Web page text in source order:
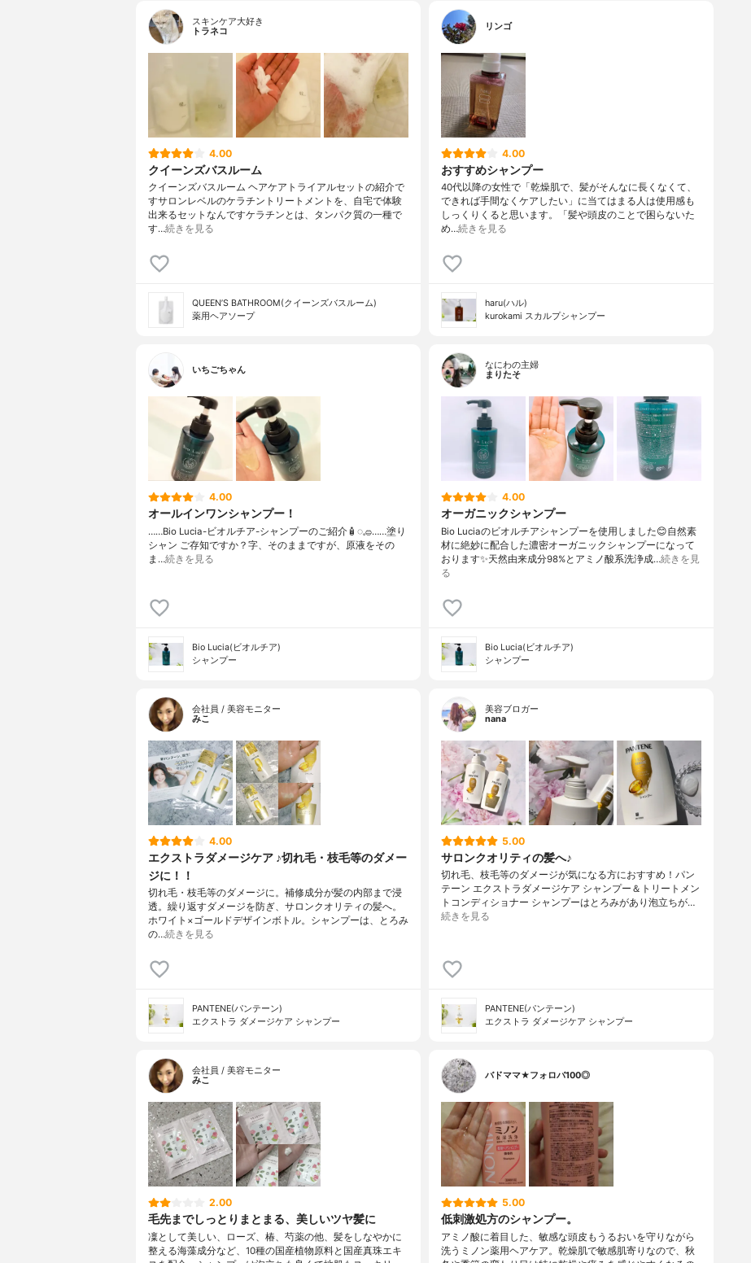
スキンケア大好き
トラネコ
4.00
クイーンズバスルーム
クイーンズバスルーム ヘアケアトライアルセットの紹介で
すサロンレベルのケラチントリートメントを、自宅で体験
出来るセットなんですケラチンとは、タンパク質の一種で
す…続きを見る
QUEEN’S BATHROOM(クイーンズバスルーム)
薬用ヘアソープ
リンゴ
4.00
おすすめシャンプー
40代以降の女性で「乾燥肌で、髪がそんなに長くなくて、
できれば手間なくケアしたい」に当てはまる人は使用感も
しっくりくると思います。「髪や頭皮のことで困らないた
め…続きを見る
haru(ハル)
kurokami スカルプシャンプー
いちごちゃん
4.00
オールインワンシャンプー！
……⁡Bio Lucia⁡⁡-ビオルチア-⁡⁡シャンプー⁡⁡のご紹介🧴‎◌𓈒𓐍⁡……⁡⁡⁡⁡塗り
シャン ご存知ですか？⁡⁡⁡⁡字、そのままですが、⁡原液をその
ま…続きを見る
Bio Lucia(ビオルチア)
シャンプー
なにわの主婦
まりたそ
4.00
オーガニックシャンプー
Bio Luciaのビオルチアシャンプーを使用しました😊自然素
材に絶妙に配合した濃密オーガニックシャンプーになって
おります✨天然由来成分98%とアミノ酸系洗浄成…続きを見
る
Bio Lucia(ビオルチア)
シャンプー
会社員 / 美容モニター
みこ
4.00
エクストラダメージケア ♪切れ毛・枝毛等のダメー
ジに！！
切れ毛・枝毛等のダメージに。補修成分が髪の内部まで浸
透。繰り返すダメージを防ぎ、サロンクオリティの髪へ。
ホワイト×ゴールドデザインボトル。シャンプーは、とろみ
の…続きを見る
PANTENE(パンテーン)
エクストラ ダメージケア シャンプー
美容ブロガー
nana
5.00
サロンクオリティの髪へ♪
切れ毛、枝毛等のダメージが気になる方におすすめ！パン
テーン エクストラダメージケア シャンプー＆トリートメン
トコンディショナー シャンプーはとろみがあり泡立ちが…
続きを見る
PANTENE(パンテーン)
エクストラ ダメージケア シャンプー
会社員 / 美容モニター
みこ
2.00
毛先までしっとりまとまる、美しいツヤ髪に
凜として美しい、ローズ、椿、芍薬の他、髪をしなやかに
整える海藻成分など、10種の国産植物原料と国産真珠エキ
バドママ★フォロバ100◎
5.00
低刺激処方のシャンプー。
アミノ酸に着目した、敏感な頭皮もうるおいを守りながら
洗うミノン薬用ヘアケア。乾燥肌で敏感肌寄りなので、秋